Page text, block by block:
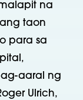
na
taon
para sa
aaral ng
Ulrich,